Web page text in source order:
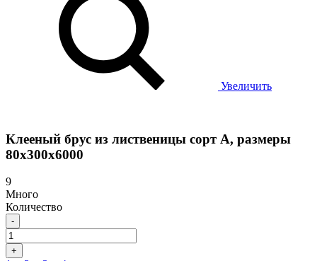
Увеличить
Клееный брус из лиственицы сорт А, размеры
80х300х6000
9
Много
Количество
-
+